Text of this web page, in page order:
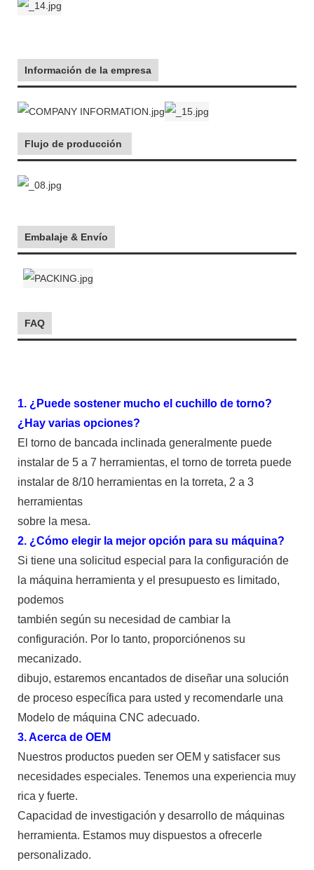
Información de la empresa
Flujo de producción
Embalaje & Envío
FAQ
1. ¿Puede sostener mucho el cuchillo de torno?
¿Hay varias opciones?
El torno de bancada inclinada generalmente puede
instalar de 5 a 7 herramientas, el torno de torreta puede
instalar de 8/10 herramientas en la torreta, 2 a 3
herramientas
sobre la mesa.
2. ¿Cómo elegir la mejor opción para su máquina?
Si tiene una solicitud especial para la configuración de
la máquina herramienta y el presupuesto es limitado,
podemos
también según su necesidad de cambiar la
configuración. Por lo tanto, proporciónenos su
mecanizado.
dibujo, estaremos encantados de diseñar una solución
de proceso específica para usted y recomendarle una
Modelo de máquina CNC adecuado.
3. Acerca de OEM
Nuestros productos pueden ser OEM y satisfacer sus
necesidades especiales. Tenemos una experiencia muy
rica y fuerte.
Capacidad de investigación y desarrollo de máquinas
herramienta. Estamos muy dispuestos a ofrecerle
personalizado.